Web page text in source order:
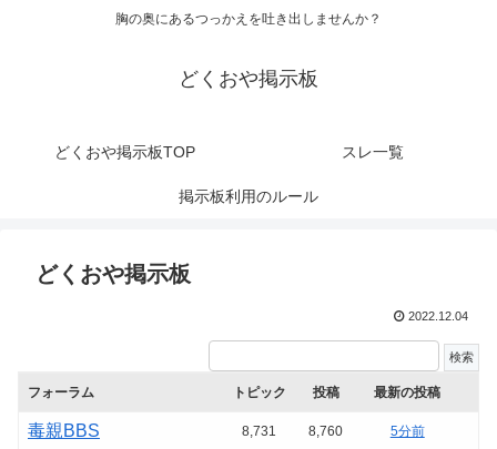
胸の奥にあるつっかえを吐き出しませんか？
どくおや掲示板
どくおや掲示板TOP スレ一覧
掲示板利用のルール
どくおや掲示板
2022.12.04
フォーラム トピック 投稿 最新の投稿
毒親BBS 8,731 8,760 5分前